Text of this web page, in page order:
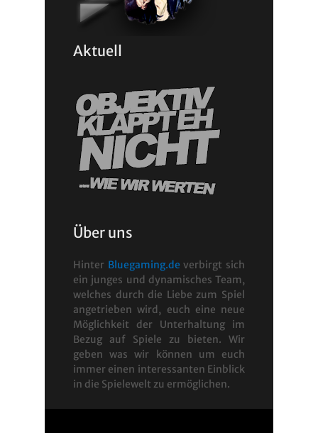
Aktuell
Über uns
Hinter Bluegaming.de verbirgt sich
ein junges und dynamisches Team,
welches durch die Liebe zum Spiel
angetrieben wird, euch eine neue
Möglichkeit der Unterhaltung im
Bezug auf Spiele zu bieten. Wir
geben was wir können um euch
immer einen interessanten Einblick
in die Spielewelt zu ermöglichen.